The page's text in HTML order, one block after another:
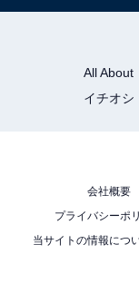
All About
イチオシ
会社概要
プライバシーポ
当サイトの情報につ